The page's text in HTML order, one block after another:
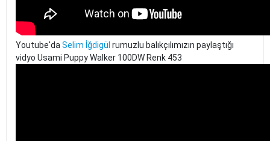
Youtube'daSelim İğdigül rumuzlu balıkçılımızın paylaştığı
vidyo Usami Puppy Walker 100DW Renk 453